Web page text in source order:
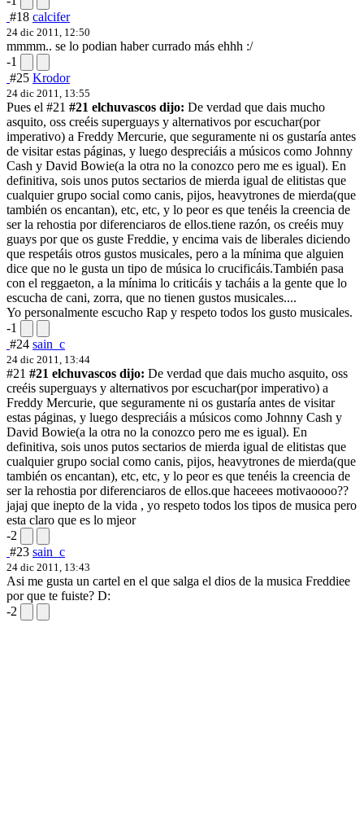
#18 calcifer
24 dic 2011, 12:50
mmmm.. se lo podian haber currado más ehhh :/
-1
#25 Krodor
24 dic 2011, 13:55
Pues el #21 #21 elchuvascos dijo: De verdad que dais mucho
asquito, oss creéis superguays y alternativos por escuchar(por
imperativo) a Freddy Mercurie, que seguramente ni os gustaría antes
de visitar estas páginas, y luego despreciáis a músicos como Johnny
Cash y David Bowie(a la otra no la conozco pero me es igual). En
definitiva, sois unos putos sectarios de mierda igual de elitistas que
cualquier grupo social como canis, pijos, heavytrones de mierda(que
también os encantan), etc, etc, y lo peor es que tenéis la creencia de
ser la rehostia por diferenciaros de ellos.tiene razón, os creéis muy
guays por que os guste Freddie, y encima vais de liberales diciendo
que respetáis otros gustos musicales, pero a la mínima que alguien
dice que no le gusta un tipo de música lo crucificáis.También pasa
con el reggaeton, a la mínima lo criticáis y tacháis a la gente que lo
escucha de cani, zorra, que no tienen gustos musicales....
Yo personalmente escucho Rap y respeto todos los gusto musicales.
-1
#24 sain_c
24 dic 2011, 13:44
#21 #21 elchuvascos dijo: De verdad que dais mucho asquito, oss
creéis superguays y alternativos por escuchar(por imperativo) a
Freddy Mercurie, que seguramente ni os gustaría antes de visitar
estas páginas, y luego despreciáis a músicos como Johnny Cash y
David Bowie(a la otra no la conozco pero me es igual). En
definitiva, sois unos putos sectarios de mierda igual de elitistas que
cualquier grupo social como canis, pijos, heavytrones de mierda(que
también os encantan), etc, etc, y lo peor es que tenéis la creencia de
ser la rehostia por diferenciaros de ellos.que haceees motivaoooo??
jajaj que inepto de la vida , yo respeto todos los tipos de musica pero
esta claro que es lo mjeor
-2
#23 sain_c
24 dic 2011, 13:43
Asi me gusta un cartel en el que salga el dios de la musica Freddiee
por que te fuiste? D:
-2